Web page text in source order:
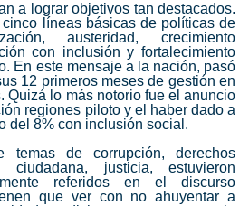
a lograr objetivos tan destacados.
líneas básicas de políticas de
austeridad, crecimiento
con inclusión y fortalecimiento
En este mensaje a la nación, pasó
12 primeros meses de gestión en
Quizá lo más notorio fue el anuncio
regiones piloto y el haber dado a
del 8% con inclusión social.
temas de corrupción, derechos
ciudadana, justicia, estuvieron
referidos en el discurso
que ver con no ahuyentar a